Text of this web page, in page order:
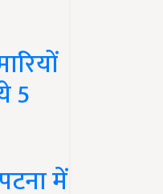
5
में